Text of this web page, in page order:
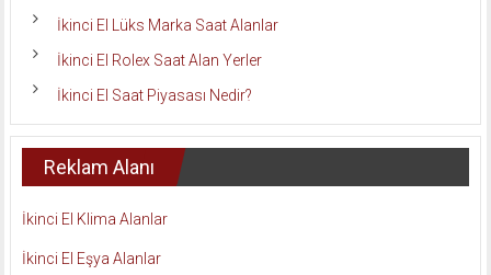
İkinci El Lüks Marka Saat Alanlar
İkinci El Rolex Saat Alan Yerler
İkinci El Saat Piyasası Nedir?
Reklam Alanı
İkinci El Klima Alanlar
İkinci El Eşya Alanlar